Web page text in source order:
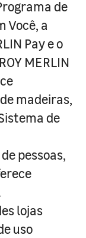
de
Você, a
Pay e o
MERLIN
madeiras,
de
pessoas,
lojas
uso